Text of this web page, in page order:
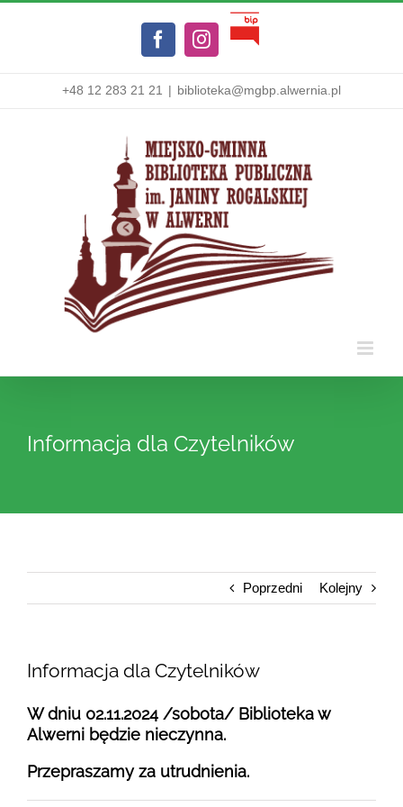
FacebookInstagram
Biuletyn
+48 12 283 21 21 | biblioteka@mgbp.alwernia.pl
Informacja dla Czytelników
Poprzedni Kolejny
Informacja dla Czytelników
W dniu 02.11.2024 /sobota/ Biblioteka w
Alwerni będzie nieczynna.
Przepraszamy za utrudnienia.